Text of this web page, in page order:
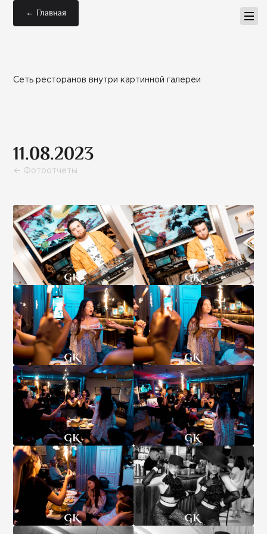
← Главная
Сеть ресторанов внутри картинной галереи
11.08.2023
← Фотоотчеты